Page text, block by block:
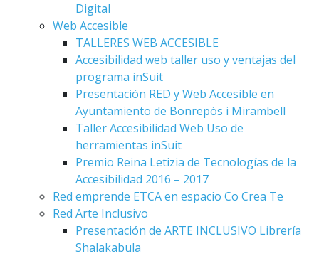
Digital
Web Accesible
TALLERES WEB ACCESIBLE
Accesibilidad web taller uso y ventajas del
programa inSuit
Presentación RED y Web Accesible en
Ayuntamiento de Bonrepòs i Mirambell
Taller Accesibilidad Web Uso de
herramientas inSuit
Premio Reina Letizia de Tecnologías de la
Accesibilidad 2016 – 2017
Red emprende ETCA en espacio Co Crea Te
Red Arte Inclusivo
Presentación de ARTE INCLUSIVO Librería
Shalakabula